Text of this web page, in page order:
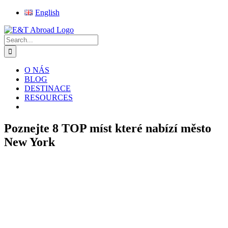
Skip
content
English
Facebook
Instagram
X
Pinterest
Rss
Search
for:
O NÁS
BLOG
DESTINACE
RESOURCES
Poznejte 8 TOP míst které nabízí město
New York